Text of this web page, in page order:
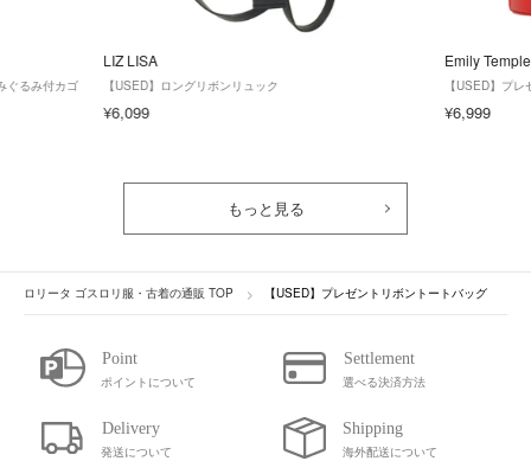
ぐるみ付カゴ
LIZ LISA
【USED】ロングリボンリュック
¥6,099
Emily
【USED】プ
¥6,999
もっと見る
ロリータ ゴスロリ服・古着の通販 TOP 【USED】プレゼントリボントートバッグ
ポイントについて 選べる決済方法
発送について 海外配送について